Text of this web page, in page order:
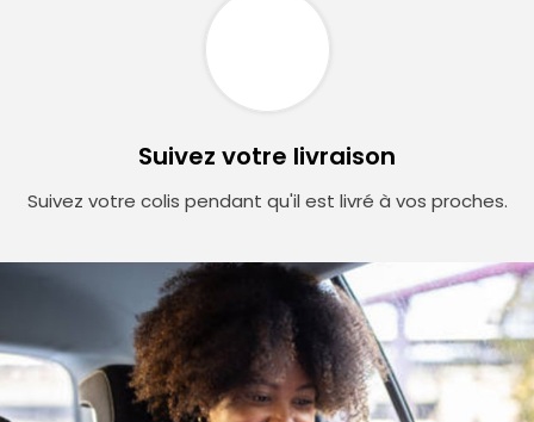
Suivez votre livraison
Suivez votre colis pendant qu'il est livré à vos proches.